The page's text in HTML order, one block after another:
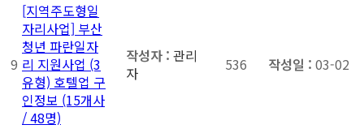
9
[지역주도형일
자리사업] 부산
청년 파란일자
리 지원사업 (3
유형) 호텔업 구
인정보 (15개사
/ 48명)
관리
자
536 03-02